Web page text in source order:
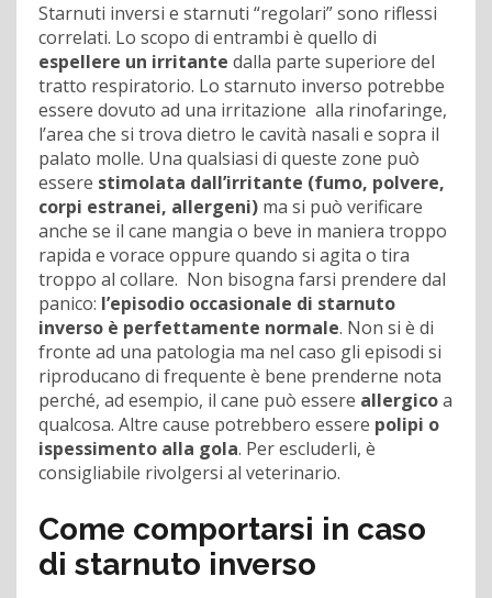
Starnuti inversi e starnuti “regolari” sono riflessi
correlati. Lo scopo di entrambi è quello di
espellere un irritante dalla parte superiore del
tratto respiratorio. Lo starnuto inverso potrebbe
essere dovuto ad una irritazione alla rinofaringe,
l’area che si trova dietro le cavità nasali e sopra il
palato molle. Una qualsiasi di queste zone può
essere stimolata dall’irritante (fumo, polvere,
corpi estranei, allergeni) ma si può verificare
anche se il cane mangia o beve in maniera troppo
rapida e vorace oppure quando si agita o tira
troppo al collare. Non bisogna farsi prendere dal
panico: l’episodio occasionale di starnuto
inverso è perfettamente normale. Non si è di
fronte ad una patologia ma nel caso gli episodi si
riproducano di frequente è bene prenderne nota
perché, ad esempio, il cane può essere allergicoa
qualcosa. Altre cause potrebbero essere polipi o
ispessimento alla gola. Per escluderli, è
consigliabile rivolgersi al veterinario.
Come comportarsi in caso
di starnuto inverso